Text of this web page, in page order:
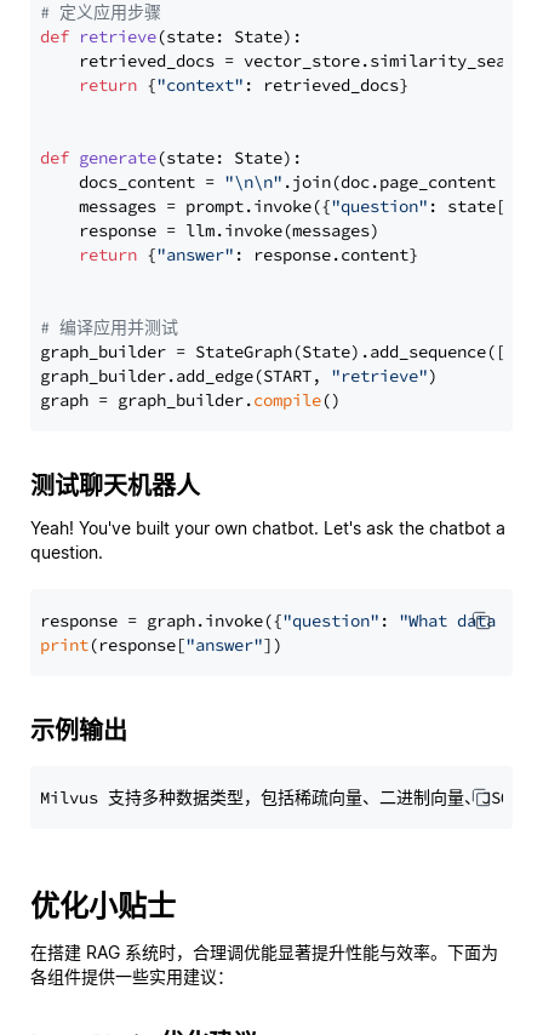
# 定义应用步骤
def retrieve(state: State):
retrieved_docs =
return {"context" : retrieved_docs}
def generate(state: State):
    docs_content =
"\n\n" .join(doc.page_content
    messages = prompt.invoke({
"question" : state[
    response = llm.invoke(messages)
return {"answer" : response.content}
# 编译应用并测试
graph_builder =
graph_builder.add_edge(START, "retrieve")
graph = graph_builder.compile
测试聊天机器人
Yeah! You've built your own chatbot. Let's ask the chatbot a
question.
response = graph.invoke({"question" : "What data
print(response["answer"
示例输出
优化小贴士
在搭建 RAG 系统时，合理调优能显著提升性能与效率。下面为
各组件提供一些实用建议：